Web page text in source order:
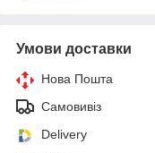
Умови доставки
Нова Пошта
Самовивіз
Delivery